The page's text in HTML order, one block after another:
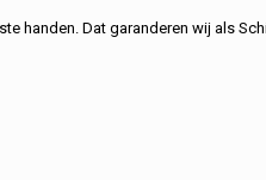
handen. Dat garanderen wij als